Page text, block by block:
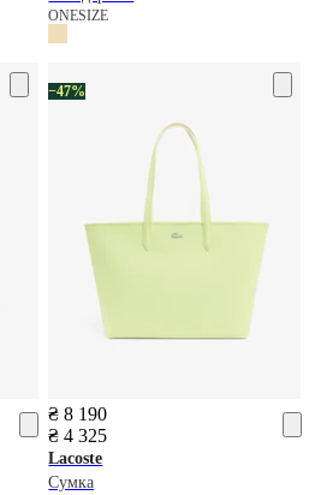
ONESIZE
−47%
₴ 8 190
₴ 4 325
Lacoste
Сумка